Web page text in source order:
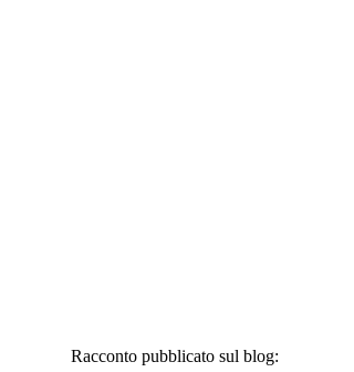
Racconto pubblicato sul blog: